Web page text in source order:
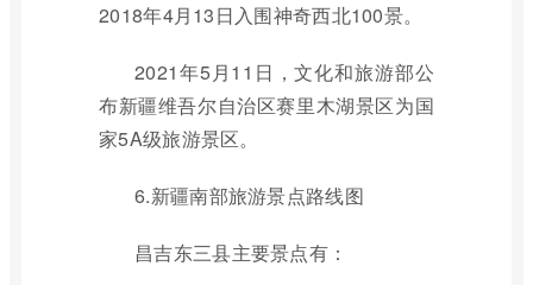
2018年4月13日入围神奇西北100景。
2021年5月11日，文化和旅游部公
布新疆维吾尔自治区赛里木湖景区为国
家5A级旅游景区。
6.新疆南部旅游景点路线图
昌吉东三县主要景点有：